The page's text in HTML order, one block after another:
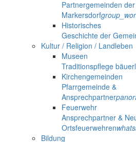
Partnergemeinden
Markersdorf
Historisches
Geschichte der
Kultur / Religion / Landleben
Museen
Traditionspflege
Kirchengemeinden
Pfarrgemeinde &
Ansprechpartner
Feuerwehr
Ansprechpartner &
Ortsfeuerwehren
Bildung